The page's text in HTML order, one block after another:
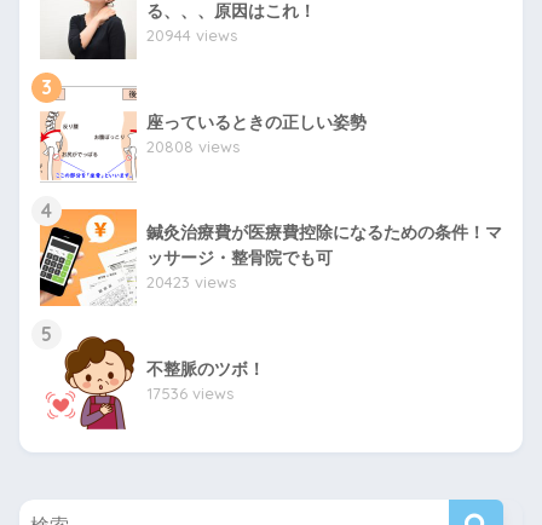
る、、、原因はこれ！
20944 views
3
座っているときの正しい姿勢
20808 views
4
鍼灸治療費が医療費控除になるための条件！マ
ッサージ・整骨院でも可
20423 views
5
不整脈のツボ！
17536 views